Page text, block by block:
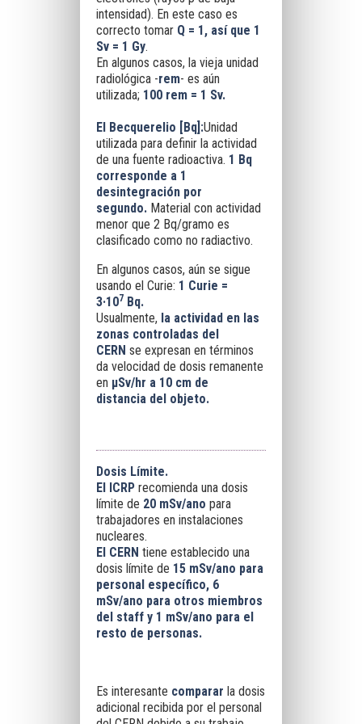
intensidad). En este caso es
correcto tomar Q = 1, así que 1
Sv = 1 Gy.
En algunos casos, la vieja unidad
radiológica -rem- es aún
utilizada; 100 rem = 1 Sv.
El Becquerelio [Bq]:Unidad
utilizada para definir la actividad
de una fuente radioactiva. 1 Bq
corresponde a 1
desintegración por
segundo. Material con actividad
menor que 2 Bq/gramo es
clasificado como no radiactivo.
En algunos casos, aún se sigue
usando el Curie: 1 Curie =
3·107Bq.
Usualmente, la actividad en las
zonas controladas del
CERN se expresan en términos
da velocidad de dosis remanente
en μSv/hr a 10 cm de
distancia del objeto.
Dosis Límite.
EI ICRP recomienda una dosis
límite de 20 mSv/ano para
trabajadores en instalaciones
nucleares.
El CERN tiene establecido una
dosis límite de 15 mSv/ano para
personal específico, 6
mSv/ano para otros miembros
del staff y 1 mSv/ano para el
resto de personas.
Es interesante comparar la dosis
adicional recibida por el personal